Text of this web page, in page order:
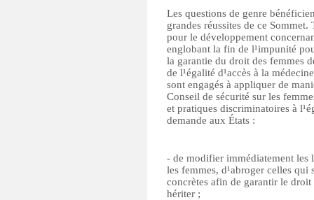
Les questions de genre
grandes réussites de ce
pour le développement
englobant la fin de l¹impunité
la garantie du droit des femmes
de l¹égalité d¹accès à la
sont engagés à appliquer de
Conseil de sécurité sur les
et pratiques discriminatoires à
demande aux États :
- de modifier immédiatement les
les femmes, d¹abroger celles qui
concrètes afin de garantir le droit
hériter ;